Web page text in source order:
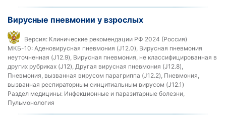
Вирусные пневмонии у взрослых
Версия: Клинические рекомендации РФ 2024 (Россия)
МКБ-10: Аденовирусная пневмония (J12.0), Вирусная пневмония
неуточненная (J12.9), Вирусная пневмония, не классифицированная в
других рубриках (J12), Другая вирусная пневмония (J12.8),
Пневмония, вызванная вирусом парагриппа (J12.2), Пневмония,
вызванная респираторным синцитиальным вирусом (J12.1)
Раздел медицины: Инфекционные и паразитарные болезни,
Пульмонология